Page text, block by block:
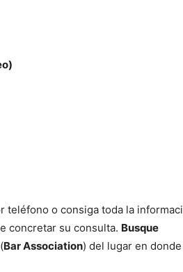
teléfono o consiga toda la
concretar su consulta. Busque
(Bar Association) del lugar en